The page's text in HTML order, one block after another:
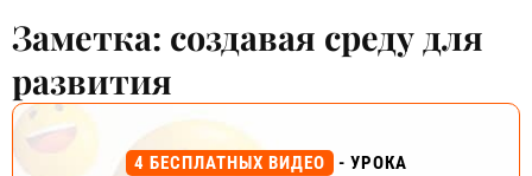
Заметка: создавая среду для
развития
4 БЕСПЛАТНЫХ ВИДЕО
- УРОКА